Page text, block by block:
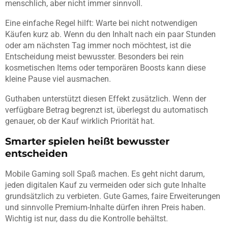
menschlich, aber nicht immer sinnvoll.
Eine einfache Regel hilft: Warte bei nicht notwendigen
Käufen kurz ab. Wenn du den Inhalt nach ein paar Stunden
oder am nächsten Tag immer noch möchtest, ist die
Entscheidung meist bewusster. Besonders bei rein
kosmetischen Items oder temporären Boosts kann diese
kleine Pause viel ausmachen.
Guthaben unterstützt diesen Effekt zusätzlich. Wenn der
verfügbare Betrag begrenzt ist, überlegst du automatisch
genauer, ob der Kauf wirklich Priorität hat.
Smarter spielen heißt bewusster
entscheiden
Mobile Gaming soll Spaß machen. Es geht nicht darum,
jeden digitalen Kauf zu vermeiden oder sich gute Inhalte
grundsätzlich zu verbieten. Gute Games, faire Erweiterungen
und sinnvolle Premium-Inhalte dürfen ihren Preis haben.
Wichtig ist nur, dass du die Kontrolle behältst.